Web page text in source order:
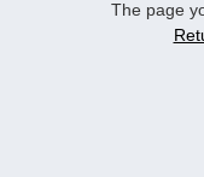
The page